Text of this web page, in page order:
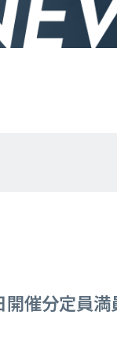
催分定員満